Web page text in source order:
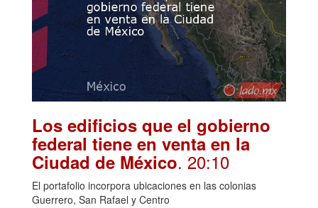
Los edificios que el gobierno
federal tiene en venta en la
Ciudad de México. 20:10
El portafolio incorpora ubicaciones en las colonias
Guerrero, San Rafael y Centro